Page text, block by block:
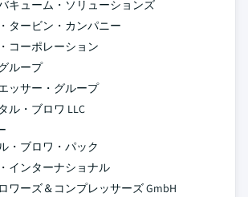
キューム・ソリューションズ
タービン・カンパニー
コーポレーション
ループ
ッサー・グループ
ル・ブロワ LLC
・ブロワ・パック
インターナショナル
ワーズ＆コンプレッサーズ GmbH